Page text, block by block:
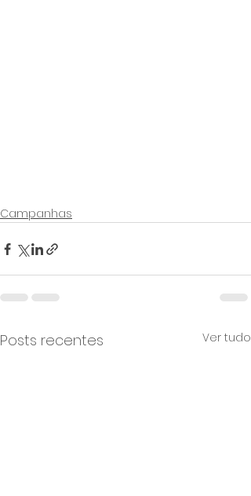
Campanhas
Posts recentes Ver tudo